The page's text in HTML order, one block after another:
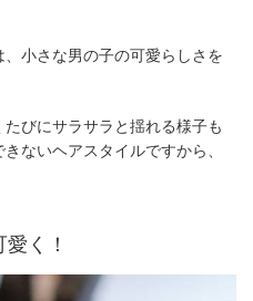
小さな男の子の可愛らしさを
びにサラサラと揺れる様子も
ないヘアスタイルですから、
く！